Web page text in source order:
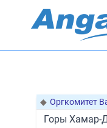
◆ Оргкомитет
Горы Хамар-